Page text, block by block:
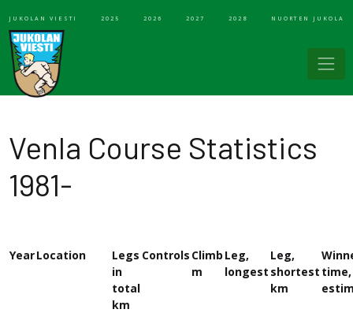
JUKOLAN VIESTI 2025 2026 2027 2028 NUORTEN JUKOLA
Venla Course Statistics
1981-
YearLocation
Legs
in
total
km
Controls Climb
m
Leg,
longest
Leg,
shortest
km
time,